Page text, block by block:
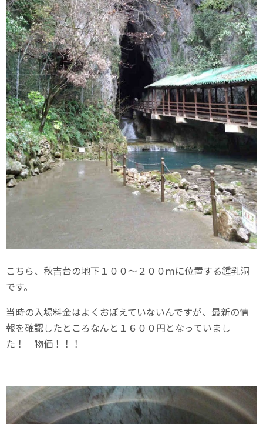
こちら、秋吉台の地下１００～２００ｍに位置する鍾乳洞
です。
当時の入場料金はよくおぼえていないんですが、最新の情
報を確認したところなんと１６００円となっていまし
た！ 物価！！！